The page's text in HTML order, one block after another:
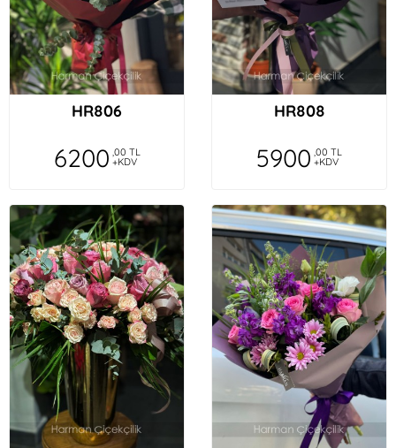
HR806
6200 ,00 TL
+KDV
HR808
5900 ,00 TL
+KDV